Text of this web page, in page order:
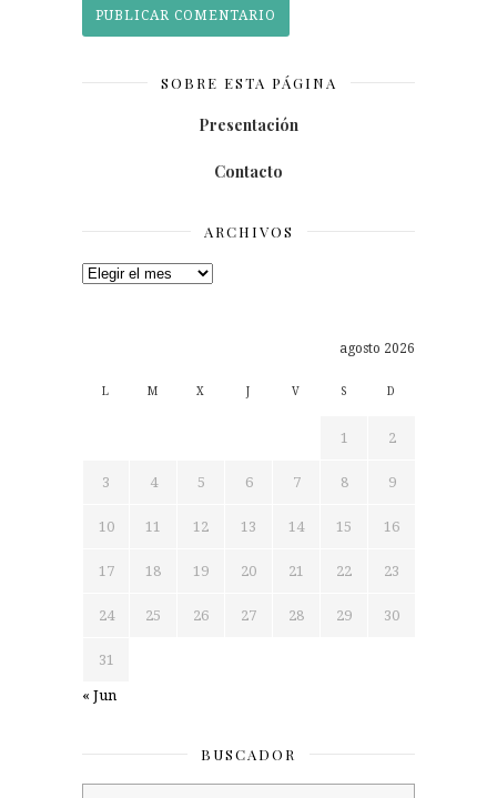
SOBRE ESTA PÁGINA
Presentación
Contacto
ARCHIVOS
Archivos
agosto 2026
L M X J V S D
1 2
3 4 5 6 7 8 9
10 11 12 13 14 15 16
17 18 19 20 21 22 23
24 25 26 27 28 29 30
31
« Jun
BUSCADOR